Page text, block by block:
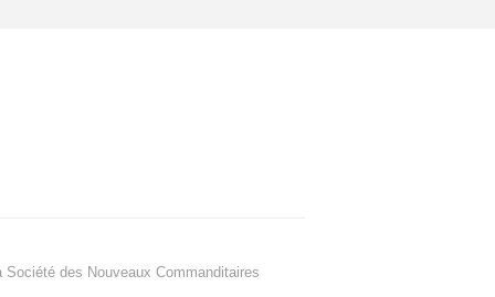
Société des Nouveaux Commanditaires